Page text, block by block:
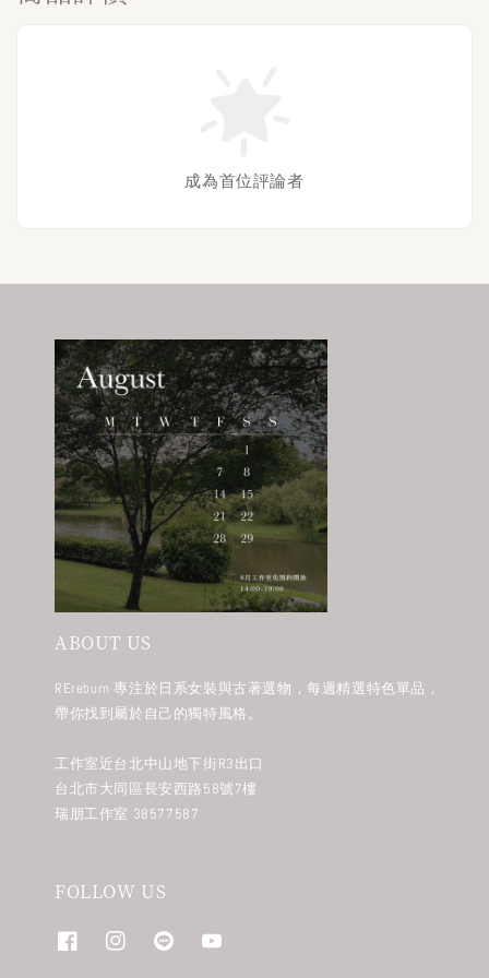
成為首位評論者
ABOUT US
REreburn 專注於日系女裝與古著選物，每週精選特色單品，
帶你找到屬於自己的獨特風格。
工作室近台北中山地下街R3出口
台北市大同區長安西路58號7樓
瑞朋工作室 38577587
FOLLOW US